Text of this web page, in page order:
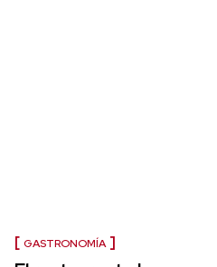
GASTRONOMÍA